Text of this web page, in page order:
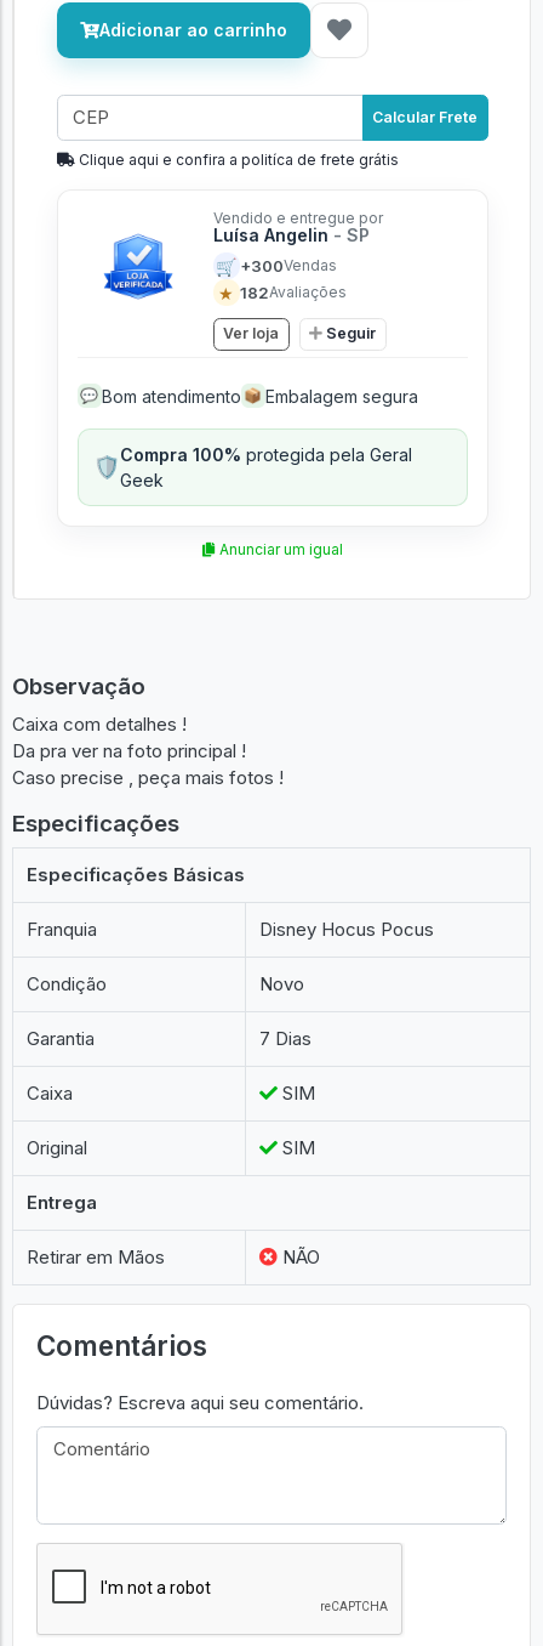
Adicionar ao carrinho
Calcular Frete
Clique aqui e confira a politíca de frete grátis
Vendido e entregue por
Luísa Angelin - SP
🛒 +300Vendas
★ 182Avaliações
Ver loja Seguir
💬 Bom atendimento 📦 Embalagem segura
🛡️Compra 100% protegida pela Geral
Geek
Anunciar um igual
Observação
Caixa com detalhes !
Da pra ver na foto principal !
Caso precise , peça mais fotos !
Especificações
Especificações Básicas
Franquia Disney Hocus Pocus
Condição Novo
Garantia 7 Dias
Caixa SIM
Original SIM
Entrega
Retirar em Mãos NÃO
Comentários
Dúvidas? Escreva aqui seu comentário.